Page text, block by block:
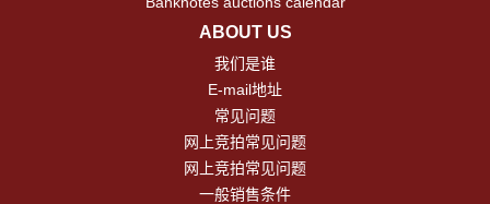
ABOUT US
我们是谁
E-mail地址
常见问题
网上竞拍常见问题
网上竞拍常见问题
一般销售条件